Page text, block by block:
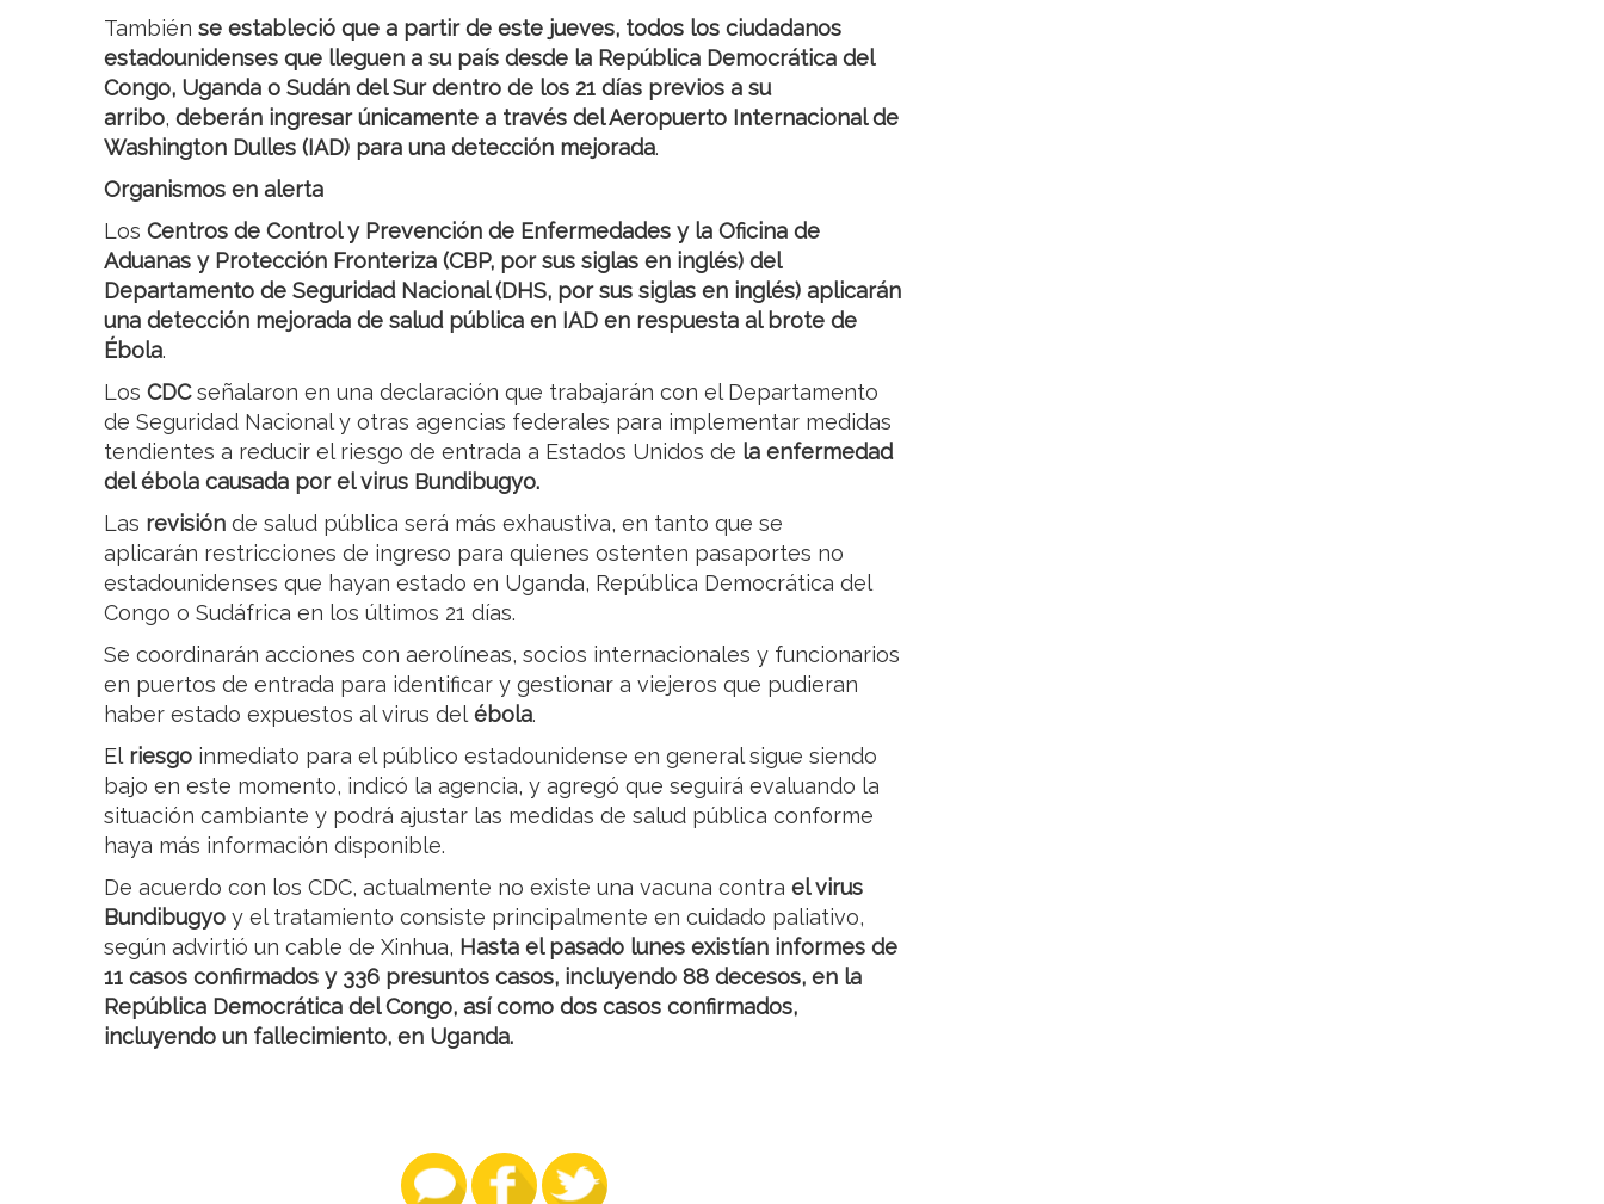
También se estableció que a partir de este jueves, todos los ciudadanos
estadounidenses que lleguen a su país desde la República Democrática del
Congo, Uganda o Sudán del Sur dentro de los 21 días previos a su
arribo, deberán ingresar únicamente a través del Aeropuerto Internacional de
Washington Dulles (IAD) para una detección mejorada.
Organismos en alerta
Los Centros de Control y Prevención de Enfermedades y la Oficina de
Aduanas y Protección Fronteriza (CBP, por sus siglas en inglés) del
Departamento de Seguridad Nacional (DHS, por sus siglas en inglés) aplicarán
una detección mejorada de salud pública en IAD en respuesta al brote de
Ébola.
Los CDCseñalaron en una declaración que trabajarán con el Departamento
de Seguridad Nacional y otras agencias federales para implementar medidas
tendientes a reducir el riesgo de entrada a Estados Unidos de la enfermedad
del ébola causada por el virus Bundibugyo.
Las revisión de salud pública será más exhaustiva, en tanto que se
aplicarán restricciones de ingreso para quienes ostenten pasaportes no
estadounidenses que hayan estado en Uganda, República Democrática del
Congo o Sudáfrica en los últimos 21 días.
Se coordinarán acciones con aerolíneas, socios internacionales y funcionarios
en puertos de entrada para identificar y gestionar a viejeros que pudieran
haber estado expuestos al virus del ébola.
El riesgo inmediato para el público estadounidense en general sigue siendo
bajo en este momento, indicó la agencia, y agregó que seguirá evaluando la
situación cambiante y podrá ajustar las medidas de salud pública conforme
haya más información disponible.
De acuerdo con los CDC, actualmente no existe una vacuna contra el virus
Bundibugyo y el tratamiento consiste principalmente en cuidado paliativo,
según advirtió un cable de Xinhua, Hasta el pasado lunes existían informes de
11 casos confirmados y 336 presuntos casos, incluyendo 88 decesos, en la
República Democrática del Congo, así como dos casos confirmados,
incluyendo un fallecimiento, en Uganda.